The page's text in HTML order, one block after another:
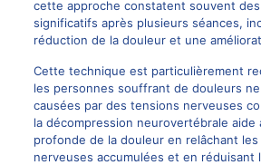
cette approche constatent souvent
significatifs après plusieurs séances,
réduction de la douleur et une
Cette technique est particulièrement
les personnes souffrant de douleurs
causées par des tensions nerveuses
la décompression neurovertébrale aide
profonde de la douleur en relâchant
nerveuses accumulées et en réduisant